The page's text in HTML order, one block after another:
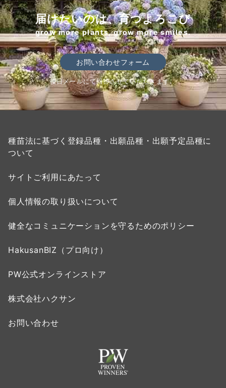
届けたいのは、育つよろこび
grow more plants, grow more smiles.
お問い合わせフォーム
後日メールにて回答させていただきます。
種苗法に基づく登録品種・出願品種・出願予定品種に
ついて
サイトご利用にあたって
個人情報の取り扱いについて
健全なコミュニケーションを守るためのポリシー
HakusanBIZ（プロ向け）
PW公式オンラインストア
株式会社ハクサン
お問い合わせ